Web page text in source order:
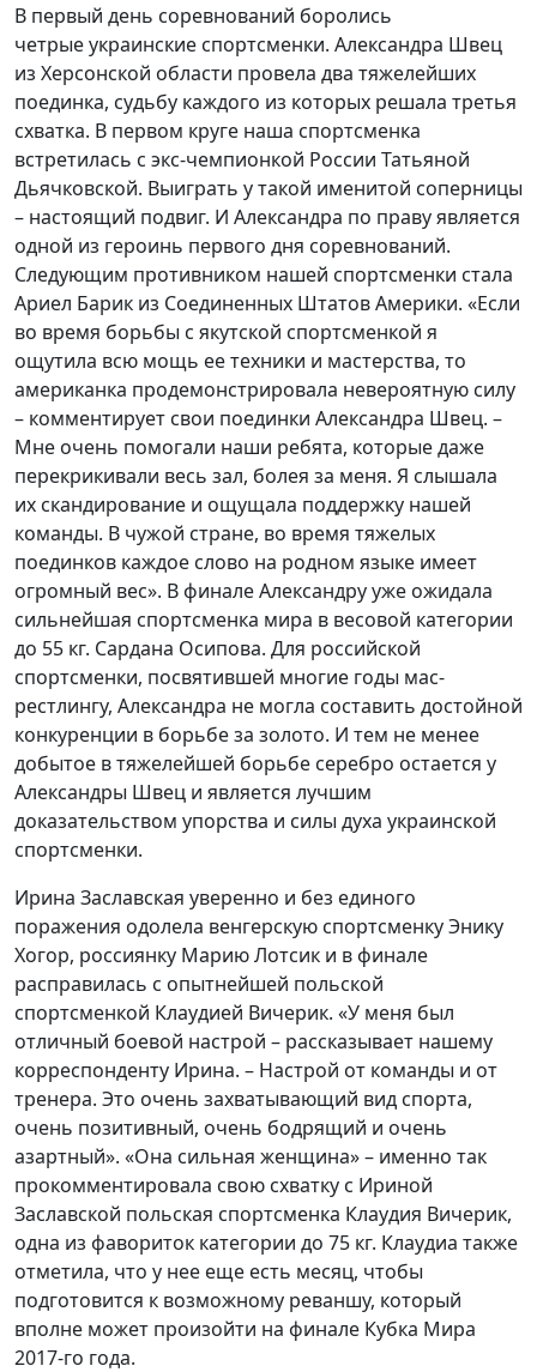
В первый день соревнований боролись
четрые украинские спортсменки. Александра Швец
из Херсонской области провела два тяжелейших
поединка, судьбу каждого из которых решала третья
схватка. В первом круге наша спортсменка
встретилась с экс-чемпионкой России Татьяной
Дьячковской. Выиграть у такой именитой соперницы
– настоящий подвиг. И Александра по праву является
одной из героинь первого дня соревнований.
Следующим противником нашей спортсменки стала
Ариел Барик из Соединенных Штатов Америки. «Если
во время борьбы с якутской спортсменкой я
ощутила всю мощь ее техники и мастерства, то
американка продемонстрировала невероятную силу
– комментирует свои поединки Александра Швец. –
Мне очень помогали наши ребята, которые даже
перекрикивали весь зал, болея за меня. Я слышала
их скандирование и ощущала поддержку нашей
команды. В чужой стране, во время тяжелых
поединков каждое слово на родном языке имеет
огромный вес». В финале Александру уже ожидала
сильнейшая спортсменка мира в весовой категории
до 55 кг. Сардана Осипова. Для российской
спортсменки, посвятившей многие годы мас-
рестлингу, Александра не могла составить достойной
конкуренции в борьбе за золото. И тем не менее
добытое в тяжелейшей борьбе серебро остается у
Александры Швец и является лучшим
доказательством упорства и силы духа украинской
спортсменки.
Ирина Заславская уверенно и без единого
поражения одолела венгерскую спортсменку Энику
Хогор, россиянку Марию Лотсик и в финале
расправилась с опытнейшей польской
спортсменкой Клаудией Вичерик. «У меня был
отличный боевой настрой – рассказывает нашему
корреспонденту Ирина. – Настрой от команды и от
тренера. Это очень захватывающий вид спорта,
очень позитивный, очень бодрящий и очень
азартный». «Она сильная женщина» – именно так
прокомментировала свою схватку с Ириной
Заславской польская спортсменка Клаудия Вичерик,
одна из фавориток категории до 75 кг. Клаудиа также
отметила, что у нее еще есть месяц, чтобы
подготовится к возможному реваншу, который
вполне может произойти на финале Кубка Мира
2017-го года.